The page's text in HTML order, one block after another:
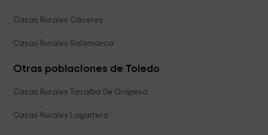
Casas Rurales Cáceres
Casas Rurales Salamanca
Otras poblaciones de Toledo
Casas Rurales Torralba De Oropesa
Casas Rurales Lagartera